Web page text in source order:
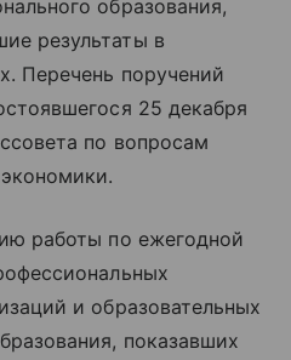
образования,
результаты в
Перечень поручений
25 декабря
по вопросам
работы по ежегодной
и образовательных
показавших